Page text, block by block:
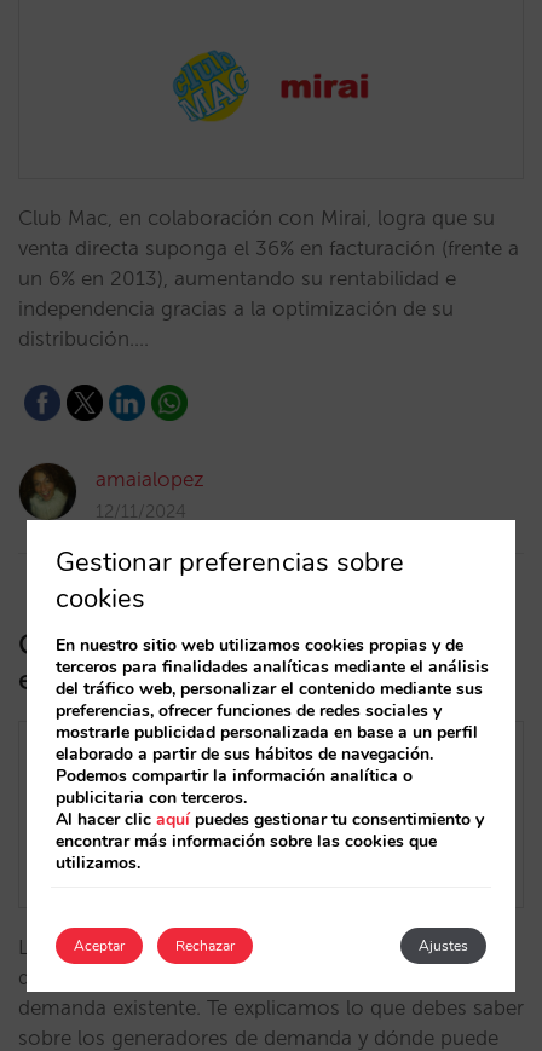
Club Mac, en colaboración con Mirai, logra que su
venta directa suponga el 36% en facturación (frente a
un 6% en 2013), aumentando su rentabilidad e
independencia gracias a la optimización de su
distribución.…
amaialopez
12/11/2024
Guía de supervivencia del hotelero:
entendiendo la demanda (Parte 1)
Los hoteles no generan demanda, la venta directa
debe competir con los demás canales para atraer la
demanda existente. Te explicamos lo que debes saber
sobre los generadores de demanda y dónde puede
Gestionar preferencias sobre
cookies
En nuestro sitio web utilizamos cookies propias y de
terceros para finalidades analíticas mediante el análisis
del tráfico web, personalizar el contenido mediante sus
preferencias, ofrecer funciones de redes sociales y
mostrarle publicidad personalizada en base a un perfil
elaborado a partir de sus hábitos de navegación.
Podemos compartir la información analítica o
publicitaria con terceros.
Al hacer clicaquípuedes gestionar tu consentimiento y
encontrar más información sobre las cookies que
utilizamos.
Aceptar Ajustes
Rechazar